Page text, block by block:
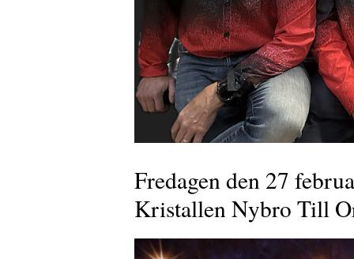
Fredagen den 27
Kristallen Nybro Till